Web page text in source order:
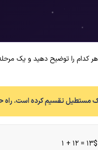
کدام را توضیح دهید و یک
مستطیل تقسیم کرده است. راه